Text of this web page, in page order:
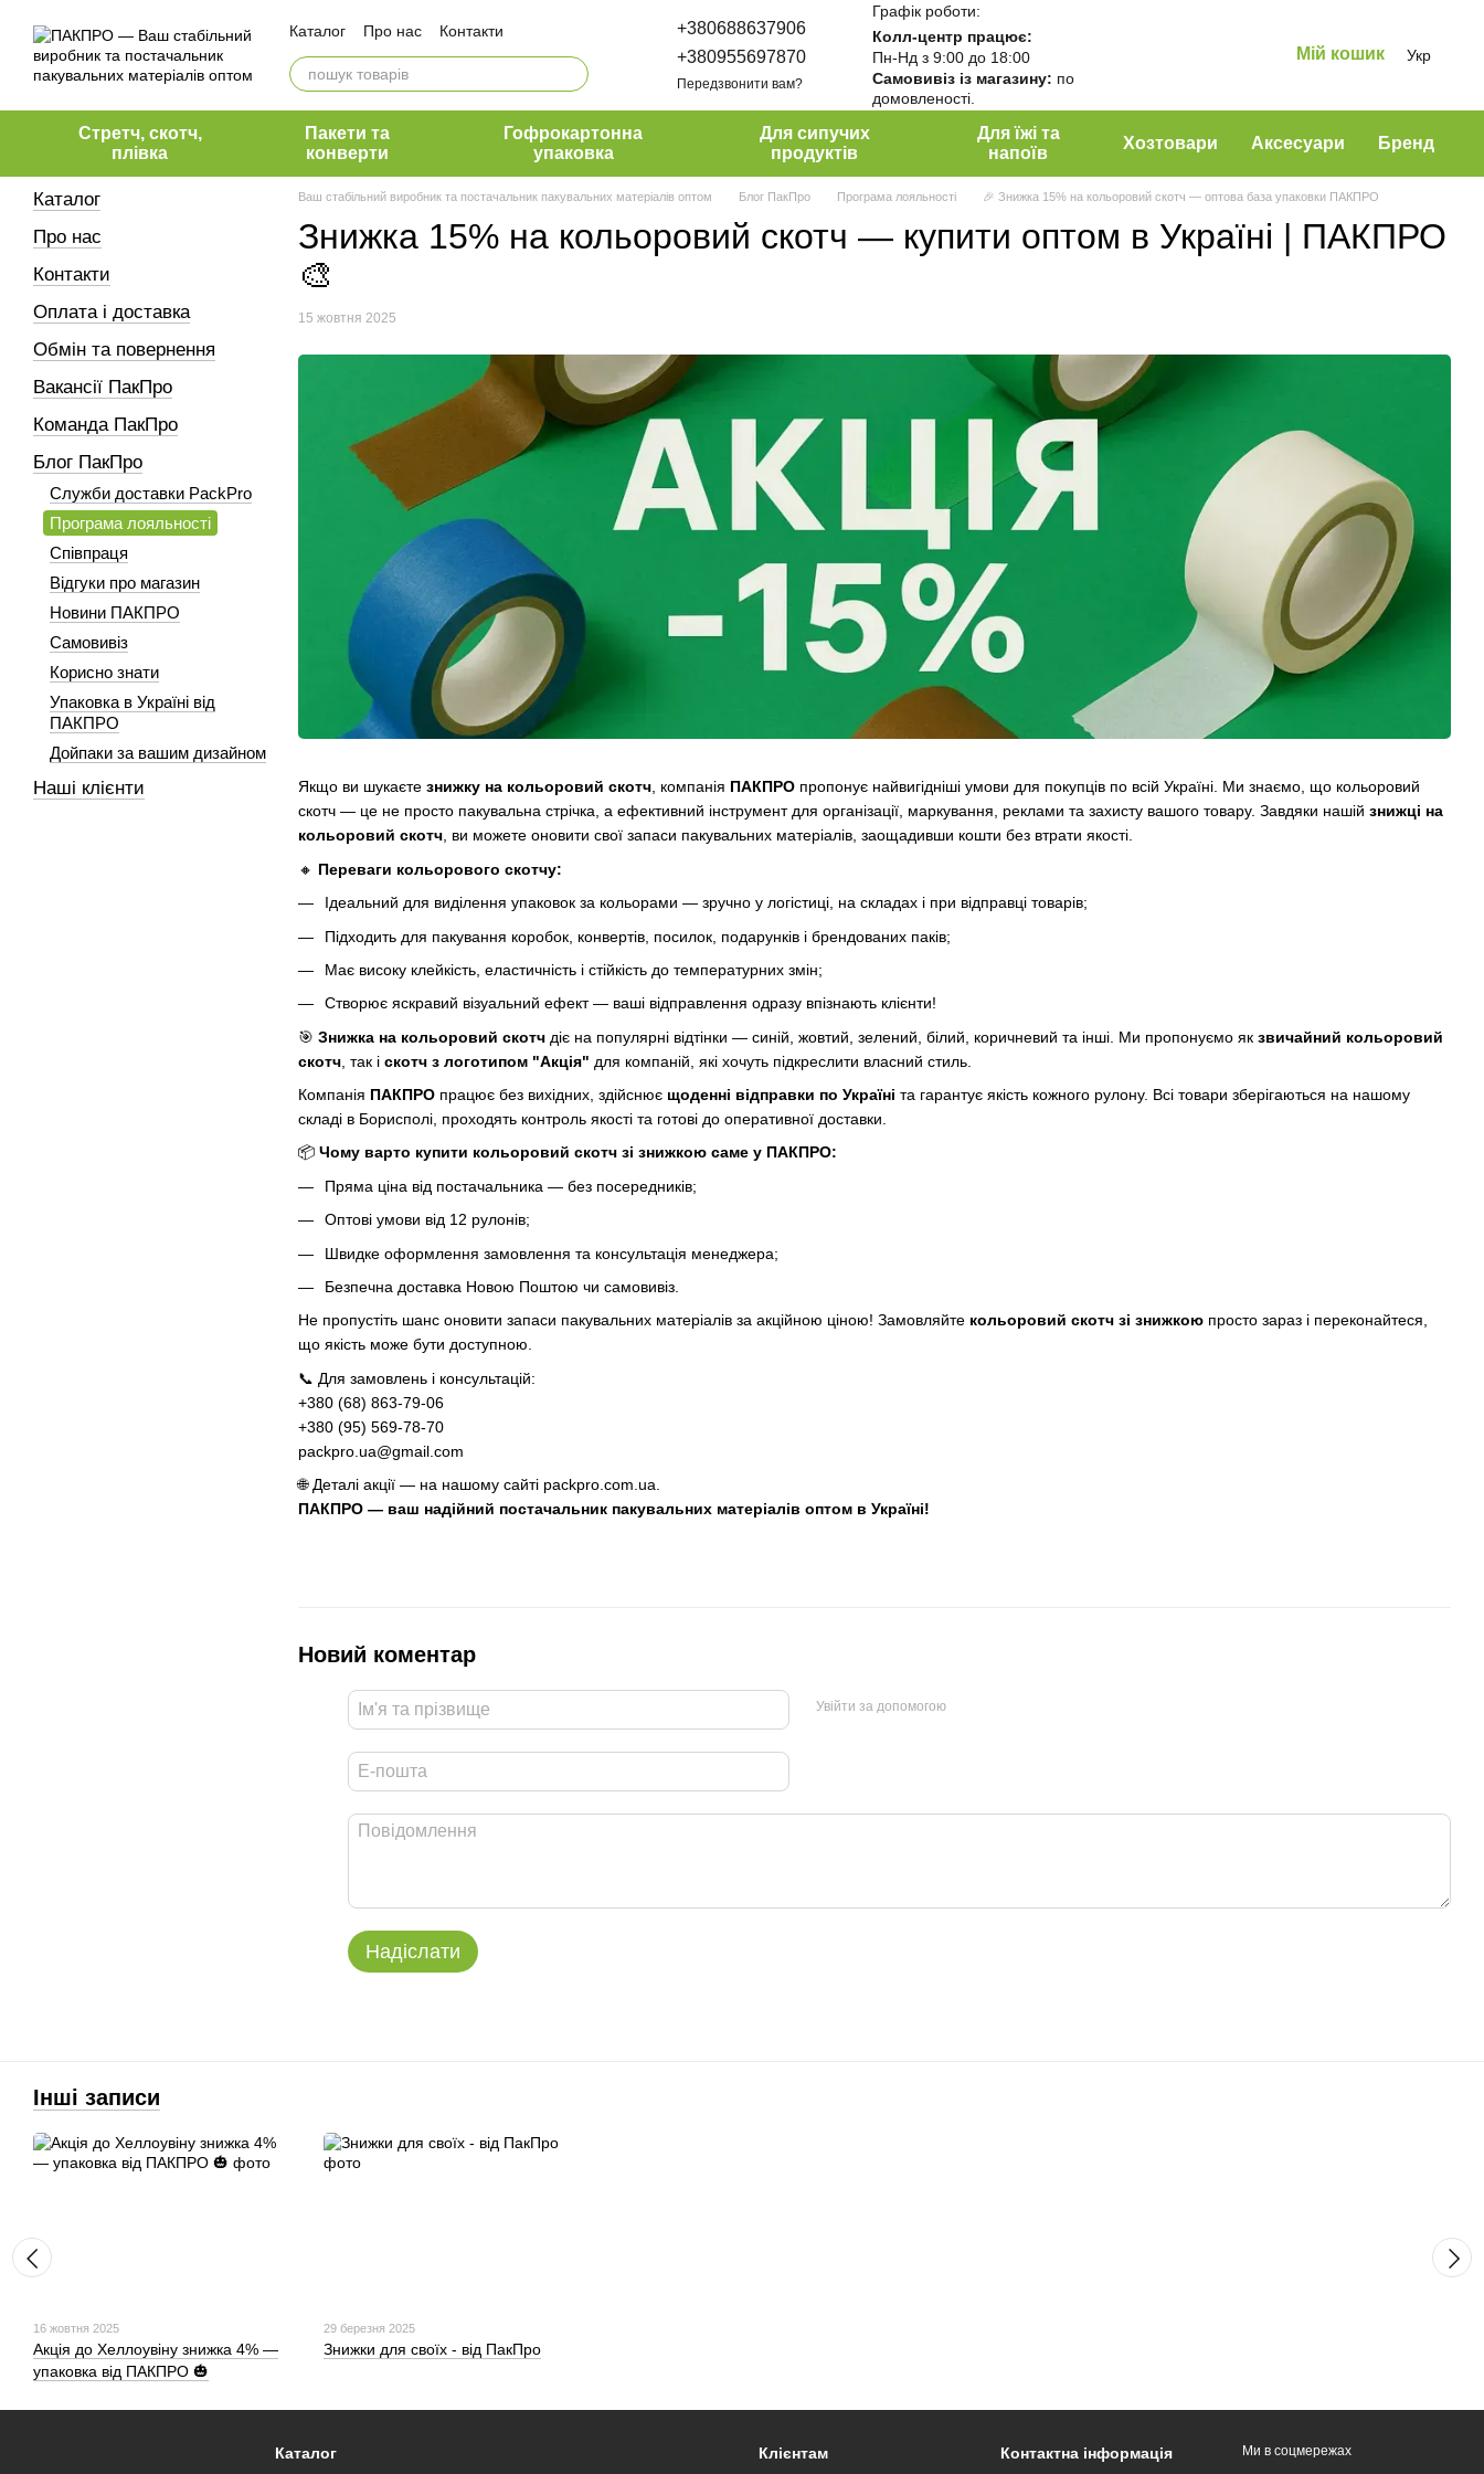
Каталог Про нас
Контакти
Оплата і доставка
Обмін та повернення
Блог ПакПро
Наші клієнти
+380688637906
+380955697870
Передзвонити вам?
Графік роботи:
Колл-центр працює:
Пн-Нд з 9:00 до 18:00
Самовивіз із магазину: по
домовленості.
Мій кошик Укр
Стретч, скотч,
плівка
Пакети та
конверти
Гофрокартонна
упаковка
Для сипучих
продуктів
Для їжі та
напоїв
Хозтовари Аксесуари Бренд
Ваш стабільний виробник та постачальник пакувальних матеріалів оптом Блог ПакПро Програма лояльності 🎉 Знижка 15% на кольоровий скотч — оптова база упаковки ПАКПРО
Знижка 15% на кольоровий скотч — купити оптом в Україні | ПАКПРО
🎨
15 жовтня 2025
Якщо ви шукаєте знижку на кольоровий скотч, компанія ПАКПРО пропонує найвигідніші умови для покупців по всій Україні. Ми знаємо, що кольоровий
скотч — це не просто пакувальна стрічка, а ефективний інструмент для організації, маркування, реклами та захисту вашого товару. Завдяки нашій знижці на
кольоровий скотч, ви можете оновити свої запаси пакувальних матеріалів, заощадивши кошти без втрати якості.
🔸 Переваги кольорового скотчу:
Ідеальний для виділення упаковок за кольорами — зручно у логістиці, на складах і при відправці товарів;
Підходить для пакування коробок, конвертів, посилок, подарунків і брендованих паків;
Має високу клейкість, еластичність і стійкість до температурних змін;
Створює яскравий візуальний ефект — ваші відправлення одразу впізнають клієнти!
🎯 Знижка на кольоровий скотч діє на популярні відтінки — синій, жовтий, зелений, білий, коричневий та інші. Ми пропонуємо як звичайний кольоровий
скотч , так і скотч з логотипом "Акція" для компаній, які хочуть підкреслити власний стиль.
Компанія ПАКПРО працює без вихідних, здійснює щоденні відправки по Україні та гарантує якість кожного рулону. Всі товари зберігаються на нашому
складі в Борисполі, проходять контроль якості та готові до оперативної доставки.
📦 Чому варто купити кольоровий скотч зі знижкою саме у ПАКПРО:
Пряма ціна від постачальника — без посередників;
Оптові умови від 12 рулонів;
Швидке оформлення замовлення та консультація менеджера;
Безпечна доставка Новою Поштою чи самовивіз.
Не пропустіть шанс оновити запаси пакувальних матеріалів за акційною ціною! Замовляйте кольоровий скотч зі знижкою просто зараз і переконайтеся,
що якість може бути доступною.
📞 Для замовлень і консультацій:
+380 (68) 863-79-06
+380 (95) 569-78-70
packpro.ua@gmail.com
🌐 Деталі акції — на нашому сайті packpro.com.ua
ПАКПРО — ваш надійний постачальник пакувальних матеріалів оптом в Україні!
Новий коментар
Увійти за допомогою
Надіслати
Каталог
Про нас
Контакти
Оплата і доставка
Обмін та повернення
Вакансії ПакПро
Команда ПакПро
Блог ПакПро
Служби доставки PackPro
Програма лояльності
Співпраця
Відгуки про магазин
Новини ПАКПРО
Самовивіз
Корисно знати
Упаковка в Україні від
ПАКПРО
Дойпаки за вашим дизайном
Наші клієнти
Інші записи
16 жовтня 2025
Акція до Хеллоувіну знижка 4% —
упаковка від ПАКПРО 🎃
29 березня 2025
Знижки для своїх - від ПакПро
Каталог Клієнтам Контактна інформація Ми в соцмережах